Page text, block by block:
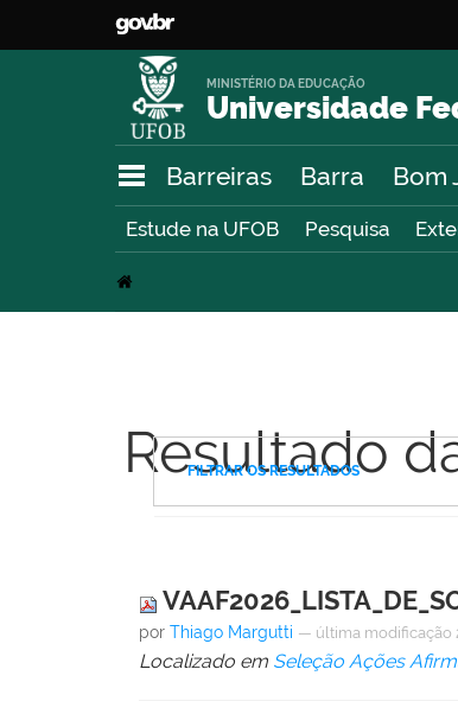
Universidade
MINISTÉRIO DA EDUCAÇÃO
Barreiras Barra Bom
Estude na UFOB Pesquisa
Resultado
FILTRAR OS RESULTADOS
porThiago Margutti — última modificação
Localizado em Seleção Ações